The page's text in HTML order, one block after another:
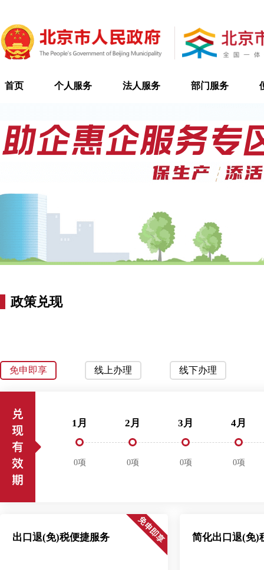
首页 个人服务 法人服务 部门服务
政策兑现
免申即享 线上办理 线下办理
1月
0项
2月
0项
3月
0项
4月
0项
出口退(免)税便捷服务 简化出口退(免)